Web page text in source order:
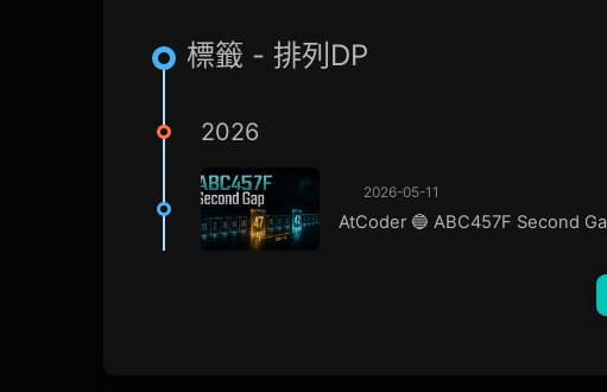
標籤 - 排列DP
2026
2026-05-11
AtCoder 🔵 ABC457F Second